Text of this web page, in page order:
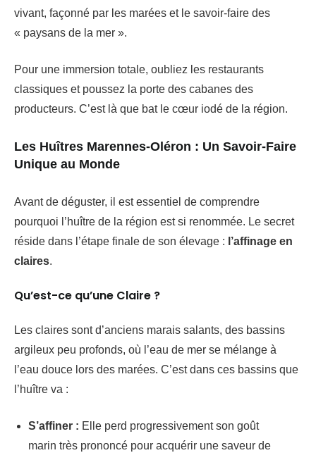
vivant, façonné par les marées et le savoir-faire des
« paysans de la mer ».
Pour une immersion totale, oubliez les restaurants
classiques et poussez la porte des cabanes des
producteurs. C’est là que bat le cœur iodé de la région.
Les Huîtres Marennes-Oléron : Un Savoir-Faire
Unique au Monde
Avant de déguster, il est essentiel de comprendre
pourquoi l’huître de la région est si renommée. Le secret
réside dans l’étape finale de son élevage : l’affinage en
claires.
Qu’est-ce qu’une Claire ?
Les claires sont d’anciens marais salants, des bassins
argileux peu profonds, où l’eau de mer se mélange à
l’eau douce lors des marées. C’est dans ces bassins que
l’huître va :
S’affiner : Elle perd progressivement son goût
marin très prononcé pour acquérir une saveur de